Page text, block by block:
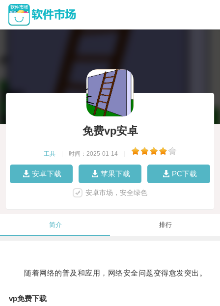
免费vp安卓
工具 时间：2025-01-14
安卓下载 苹果下载 PC下载
安卓市场，安全绿色
简介 排行
随着网络的普及和应用，网络安全问题变得愈发突出。
vp免费下载